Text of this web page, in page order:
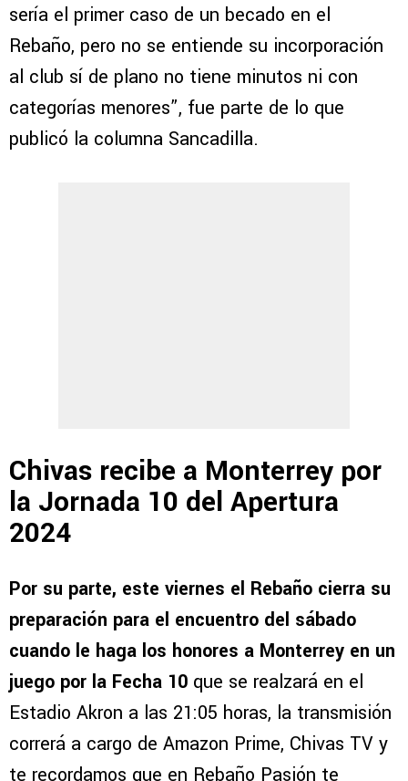
sería el primer caso de un becado en el
Rebaño, pero no se entiende su incorporación
al club sí de plano no tiene minutos ni con
categorías menores”, fue parte de lo que
publicó la columna Sancadilla.
Chivas recibe a Monterrey por
la Jornada 10 del Apertura
2024
Por su parte, este viernes el Rebaño cierra su
preparación para el encuentro del sábado
cuando le haga los honores a Monterrey en un
juego por la Fecha 10 que se realzará en el
Estadio Akron a las 21:05 horas, la transmisión
correrá a cargo de Amazon Prime, Chivas TV y
te recordamos que en Rebaño Pasión te